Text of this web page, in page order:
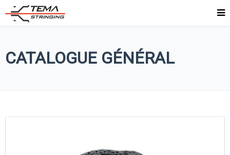
CATALOGUE GÉNÉRAL